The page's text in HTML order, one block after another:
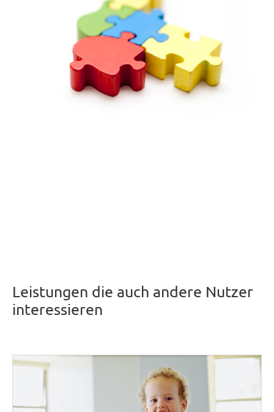
Leistungen die auch andere Nutzer
interessieren